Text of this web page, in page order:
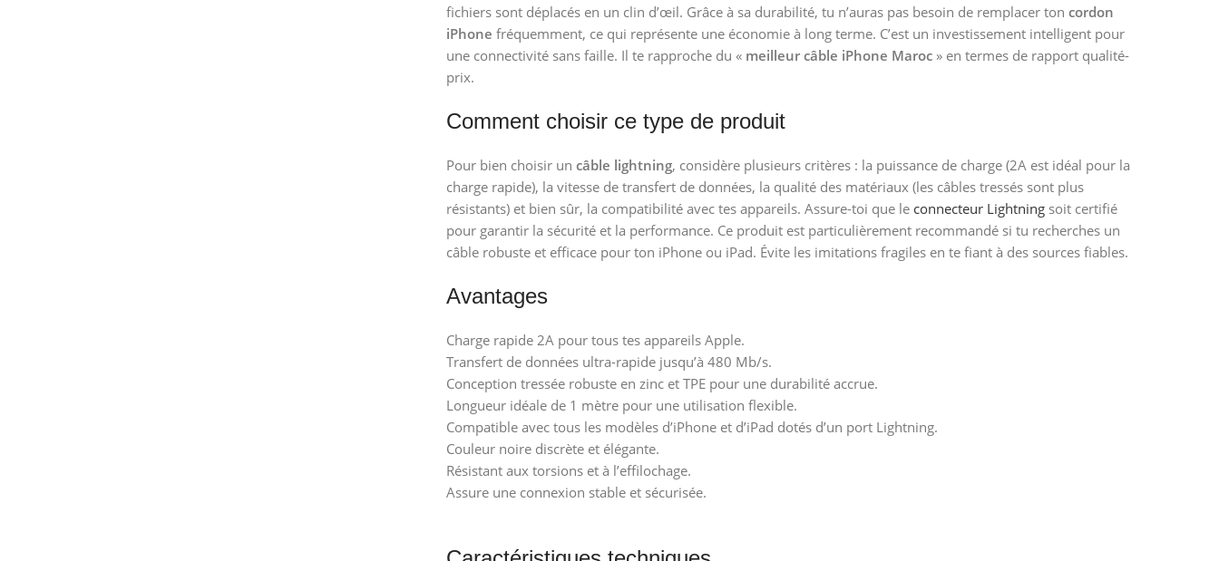
fichiers sont déplacés en un clin d’œil. Grâce à sa durabilité, tu n’auras pas besoin de remplacer toncordon
iPhone fréquemment, ce qui représente une économie à long terme. C’est un investissement intelligent pour
une connectivité sans faille. Il te rapproche du « meilleur câble iPhone Maroc » en termes de rapport qualité-
prix.
Comment choisir ce type de produit
Pour bien choisir uncâble lightning, considère plusieurs critères : la puissance de charge (2A est idéal pour la
charge rapide), la vitesse de transfert de données, la qualité des matériaux (les câbles tressés sont plus
résistants) et bien sûr, la compatibilité avec tes appareils. Assure-toi que le connecteur Lightning soit certifié
pour garantir la sécurité et la performance. Ce produit est particulièrement recommandé si tu recherches un
câble robuste et efficace pour ton iPhone ou iPad. Évite les imitations fragiles en te fiant à des sources fiables.
Avantages
Charge rapide 2A pour tous tes appareils Apple.
Transfert de données ultra-rapide jusqu’à 480 Mb/s.
Conception tressée robuste en zinc et TPE pour une durabilité accrue.
Longueur idéale de 1 mètre pour une utilisation flexible.
Compatible avec tous les modèles d’iPhone et d’iPad dotés d’un port Lightning.
Couleur noire discrète et élégante.
Résistant aux torsions et à l’effilochage.
Assure une connexion stable et sécurisée.